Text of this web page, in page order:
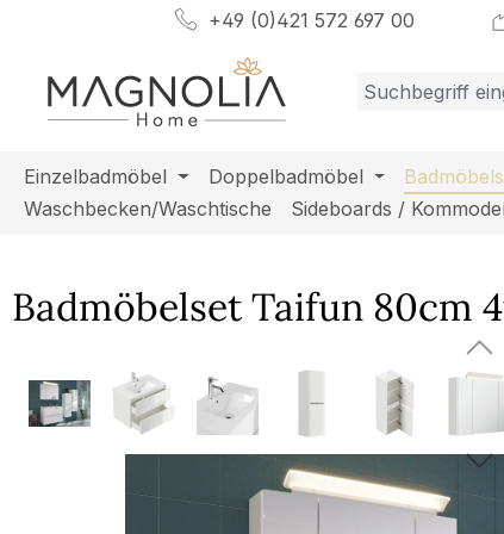
Hauptinhalt springen
Zur Suche springen
Zur Hauptnavigation springen+49 (0)421 572 697 00
Einzelbadmöbel Doppelbadmöbel
Waschbecken/Waschtische
Sideboards /
Badmöbelset Taifun 80cm
Bildergalerie überspringen